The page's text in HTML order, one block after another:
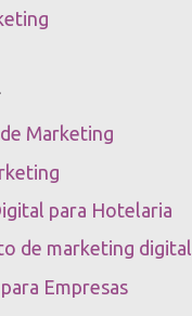
Marketing
para Hotelaria
de marketing digital
Empresas